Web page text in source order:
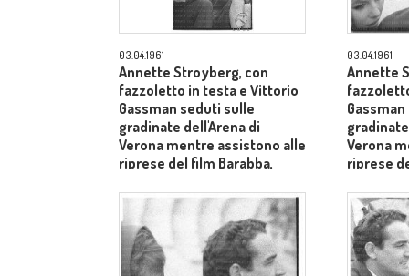
03.04.1961
Annette Stroyberg, con
fazzoletto in testa e Vittorio
Gassman seduti sulle
gradinate dell'Arena di
Verona mentre assistono alle
riprese del film Barabba,
Laurentiis - piano medio
03.04.1961
Annette
Verona
riprese